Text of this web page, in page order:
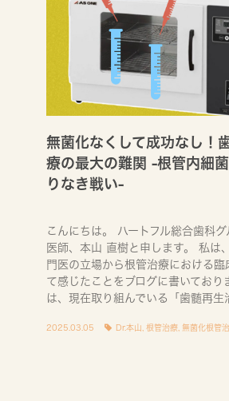
無菌化なくして成功なし！
療の最大の難関 -根管内細
りなき戦い-
こんにちは。 ハートフル総合歯科グ
医師、本山 直樹と申します。 私は
門医の立場から根管治療における臨
て感じたことをブログに書いており
は、現在取り組んでいる「歯髄再
2025.03.05 Dr.本山 ,根管治療 ,無菌化根管